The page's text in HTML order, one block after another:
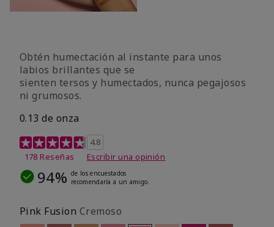
Obtén humectación al instante para unos
labios brillantes que se
sienten tersos y humectados, nunca pegajosos
ni grumosos.
0.13 de onza
Calificación de clientes de 4,8 de 5
4.8
178 Reseñas
Escribir una opinión
94% de los encuestados
recomendaría a un amigo.
Pink Fusion Cremoso